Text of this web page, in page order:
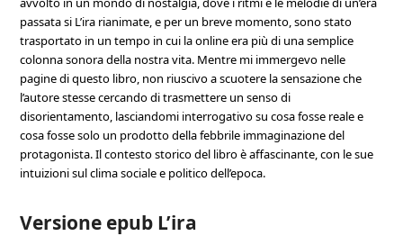
passata si L’ira rianimate, e per un breve momento, sono stato
trasportato in un tempo in cui la online era più di una semplice
colonna sonora della nostra vita. Mentre mi immergevo nelle
pagine di questo libro, non riuscivo a scuotere la sensazione che
l’autore stesse cercando di trasmettere un senso di
disorientamento, lasciandomi interrogativo su cosa fosse reale e
cosa fosse solo un prodotto della febbrile immaginazione del
protagonista. Il contesto storico del libro è affascinante, con le sue
intuizioni sul clima sociale e politico dell’epoca.
Versione epub L’ira